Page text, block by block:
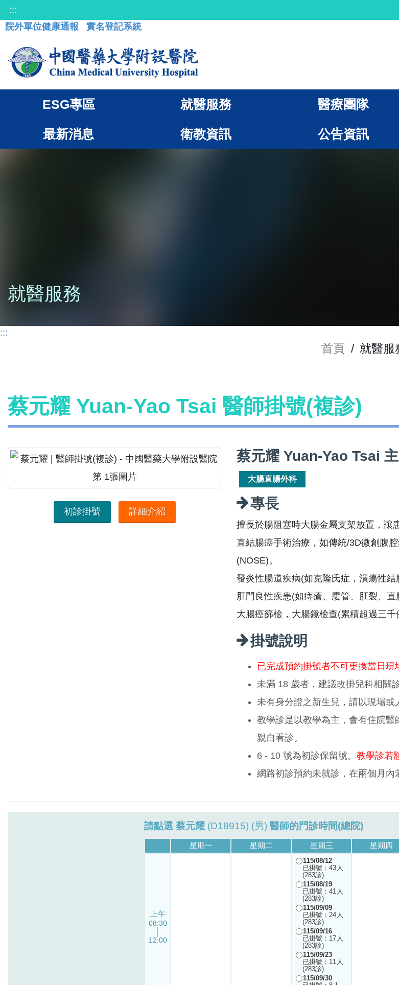
:::
院外單位健康通報
實名登記系統
ESG專區 就醫服務 醫療團隊
最新消息 衛教資訊 公告資訊
就醫服務
:::
首頁 / 就醫服
蔡元耀 Yuan-Yao Tsai 醫師掛號(複診)
初診掛號 詳細介紹
蔡元耀 Yuan-Yao Tsai
大腸直腸外科
專長
擅長於腸阻塞時大腸金屬支架放置，讓
直結腸癌手術治療，如傳統/3D微創腹
(NOSE)。
發炎性腸道疾病(如克隆氏症，潰瘍性結
肛門良性疾患(如痔瘡、廔管、肛裂、直
大腸癌篩檢，大腸鏡檢查(累積超過三千
掛號說明
已完成預約掛號者不可更換當日現
未滿 18 歲者，建議改掛兒科相關診
未有身分證之新生兒，請以現場或
教學診是以教學為主，會有住院
親自看診。
6 - 10 號為初診保留號。 教學診若
網路初診預約未就診，在兩個月內